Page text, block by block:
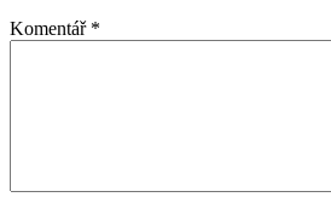
Komentář *